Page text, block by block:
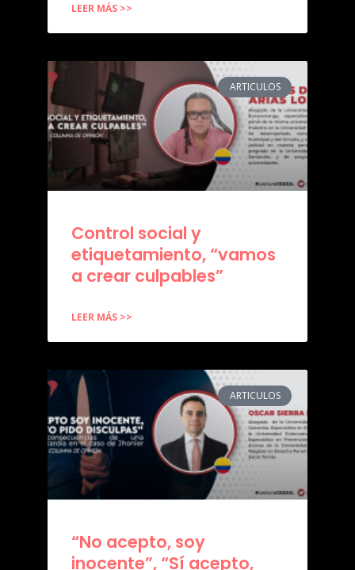
LEER MÁS >>
ARTICULOS
Control social y
etiquetamiento, “vamos
a crear culpables”
LEER MÁS >>
ARTICULOS
“No acepto, soy
inocente”, “Sí acepto,